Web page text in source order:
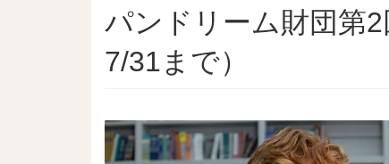
パンドリーム財団第
7/31まで）